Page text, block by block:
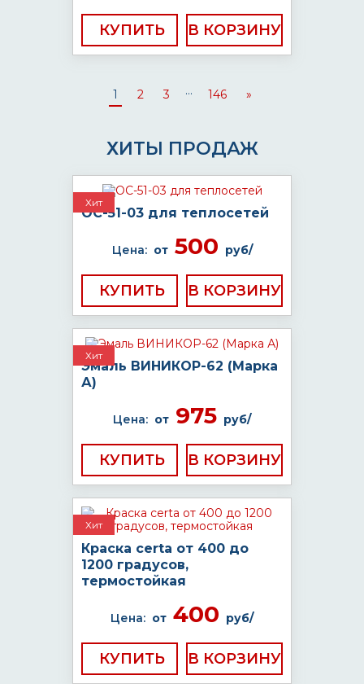
КУПИТЬ
1 2 3 ... 146 »
ХИТЫ ПРОДАЖ
Хит
ОС-51-03 для теплосетей
Цена: от500 руб/
КУПИТЬ
Хит
Эмаль ВИНИКОР-62 (Марка
А)
Цена: от 975 руб/
КУПИТЬ
Хит
Краска certa от 400 до
1200 градусов,
термостойкая
Цена: от 400 руб/
КУПИТЬ